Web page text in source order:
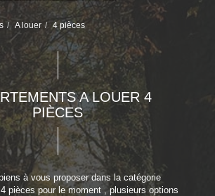
A louer 4 pièces
A LOUER 4
PIÈCES
à vous proposer dans la catégorie
pièces pour le moment , plusieurs options